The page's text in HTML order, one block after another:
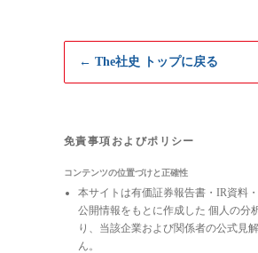
← The社史 トップに戻る
免責事項およびポリシー
コンテンツの位置づけと正確性
本サイトは有価証券報告書・IR資料
公開情報をもとに作成した 個人の分
り、当該企業および関係者の公式見
ん。